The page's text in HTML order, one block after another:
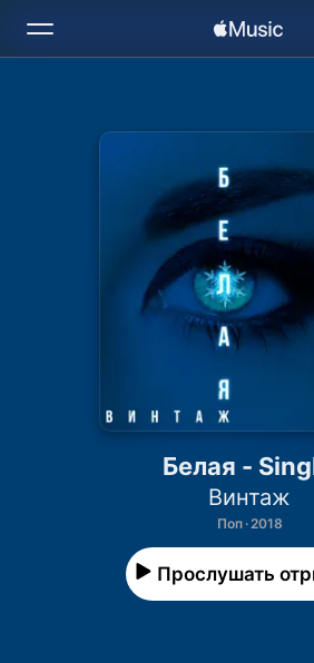
Установить Apple
Белая -
Винтаж
Поп · 2018
Прослушать